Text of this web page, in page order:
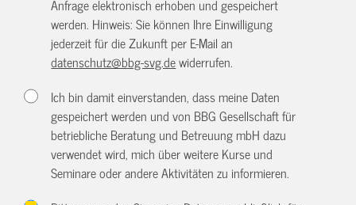
Anfrage elektronisch erhoben und gespeichert
werden. Hinweis: Sie können Ihre Einwilligung
jederzeit für die Zukunft per E-Mail an
datenschutz@bbg-svg.dewiderrufen.
Ich bin damit einverstanden, dass meine Daten
gespeichert werden und von BBG Gesellschaft für
betriebliche Beratung und Betreuung mbH dazu
verwendet wird, mich über weitere Kurse und
Seminare oder andere Aktivitäten zu informieren.